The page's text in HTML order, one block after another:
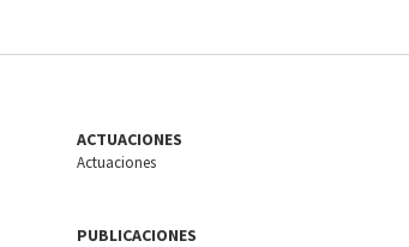
ACTUACIONES
Actuaciones
PUBLICACIONES